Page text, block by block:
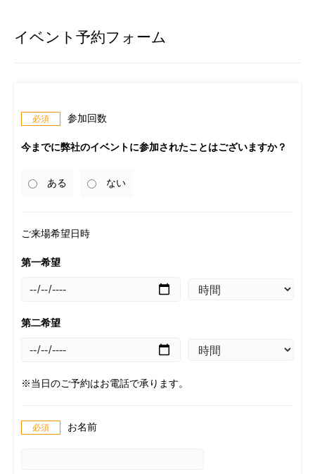
イベント予約フォーム
参加回数
今までに弊社のイベントに参加されたことはございますか？
ある ない
ご来場希望日時
第一希望
第二希望
※当日のご予約はお電話で承ります。
お名前